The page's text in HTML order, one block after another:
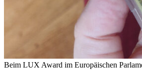
Beim LUX Award im Europäischen